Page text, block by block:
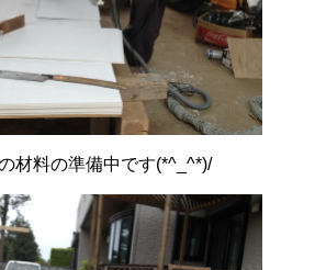
材料の準備中です(*^_^*)/